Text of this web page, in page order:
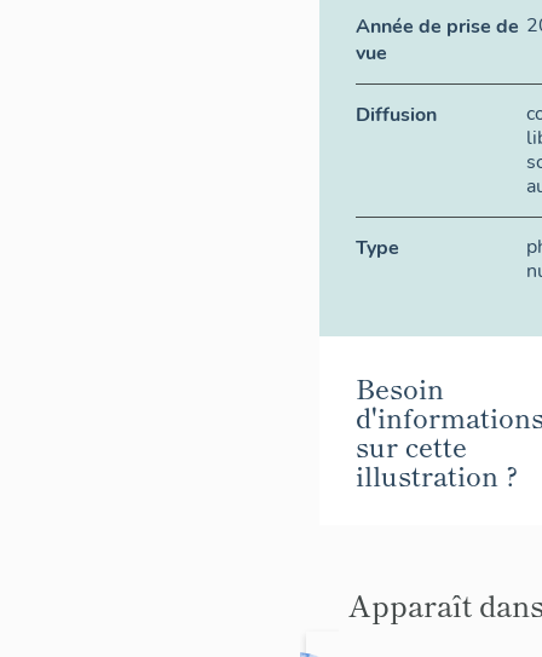
Année de prise de
vue
Diffusion
Type
Besoin
sur cette
illustration ?
Apparaît